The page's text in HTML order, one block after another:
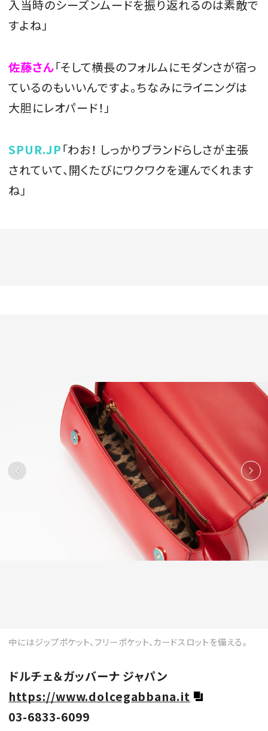
入当時のシーズンムードを振り返れるのは素敵で
すよね」
佐藤さん「そして横長のフォルムにモダンさが宿っ
ているのもいいんですよ。ちなみにライニングは
大胆にレオパード！」
SPUR.JP「わお！ しっかりブランドらしさが主張
されていて、開くたびにワクワクを運んでくれます
ね」
中にはジップポケット、フリーポケット、カードスロットを備える。
ドルチェ＆ガッバーナ ジャパン
https://www.dolcegabbana.it
03-6833-6099